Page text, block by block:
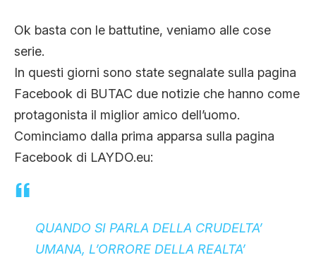
EDITORIALI
TRUFFE E SOCIAL NETWORK
CLIMA ED ENERGIA
CONTATTI
CHI SIAMO
Ok basta con le battutine, veniamo alle cose
serie.
In questi giorni sono state segnalate sulla pagina
Facebook di BUTAC due notizie che hanno come
protagonista il miglior amico dell’uomo.
Cominciamo dalla prima apparsa sulla pagina
Facebook di LAYDO.eu:
QUANDO SI PARLA DELLA CRUDELTA’
UMANA, L’ORRORE DELLA REALTA’